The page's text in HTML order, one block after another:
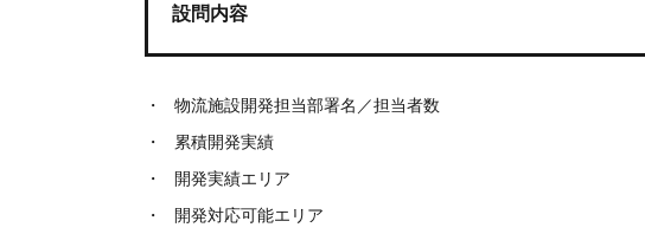
設問内容
物流施設開発担当部署名／担当者数
累積開発実績
開発実績エリア
開発対応可能エリア